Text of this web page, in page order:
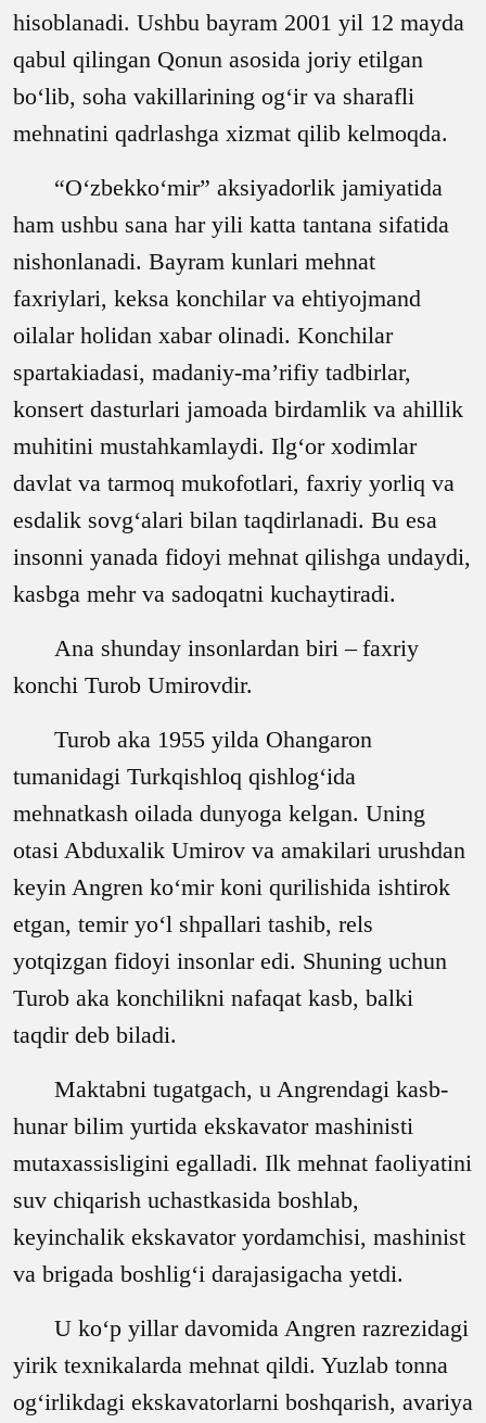
hisoblanadi. Ushbu bayram 2001 yil 12 mayda
qabul qilingan Qonun asosida joriy etilgan
bo‘lib, soha vakillarining og‘ir va sharafli
mehnatini qadrlashga xizmat qilib kelmoqda.
“O‘zbekko‘mir” aksiyadorlik jamiyatida
ham ushbu sana har yili katta tantana sifatida
nishonlanadi. Bayram kunlari mehnat
faxriylari, keksa konchilar va ehtiyojmand
oilalar holidan xabar olinadi. Konchilar
spartakiadasi, madaniy-ma’rifiy tadbirlar,
konsert dasturlari jamoada birdamlik va ahillik
muhitini mustahkamlaydi. Ilg‘or xodimlar
davlat va tarmoq mukofotlari, faxriy yorliq va
esdalik sovg‘alari bilan taqdirlanadi. Bu esa
insonni yanada fidoyi mehnat qilishga undaydi,
kasbga mehr va sadoqatni kuchaytiradi.
Ana shunday insonlardan biri– faxriy
konchi Turob Umirovdir.
Turob aka 1955 yilda Ohangaron
tumanidagi Turkqishloq qishlog‘ida
mehnatkash oilada dunyoga kelgan. Uning
otasi Abduxalik Umirov va amakilari urushdan
keyin Angren ko‘mir koni qurilishida ishtirok
etgan, temir yo‘l shpallari tashib, rels
yotqizgan fidoyi insonlar edi. Shuning uchun
Turob aka konchilikni nafaqat kasb, balki
taqdir deb biladi.
Maktabni tugatgach, u Angrendagi kasb-
hunar bilim yurtida ekskavator mashinisti
mutaxassisligini egalladi. Ilk mehnat faoliyatini
suv chiqarish uchastkasida boshlab,
keyinchalik ekskavator yordamchisi, mashinist
va brigada boshlig‘i darajasigacha yetdi.
U ko‘p yillar davomida Angren razrezidagi
yirik texnikalarda mehnat qildi. Yuzlab tonna
og‘irlikdagi ekskavatorlarni boshqarish, avariya